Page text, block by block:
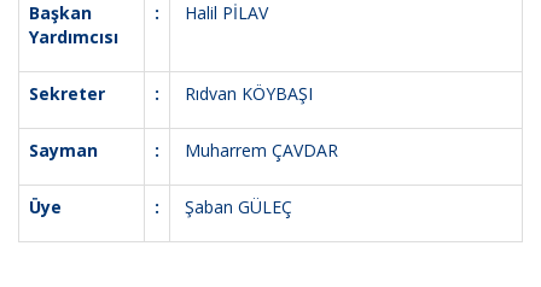
Başkan
Yardımcısı
: Halil PİLAV
Sekreter : Rıdvan KÖYBAŞI
Sayman : Muharrem ÇAVDAR
Üye : Şaban GÜLEÇ